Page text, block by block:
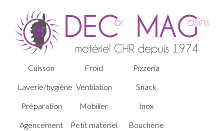
Cuisson Froid
Pizzeria
Laverie/hygiène Ventilation
Snack
Préparation
Mobilier
Inox
Agencement
Petit matériel Boucherie